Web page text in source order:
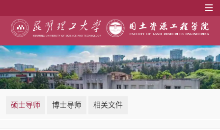
硕士导师 博士导师 相关文件